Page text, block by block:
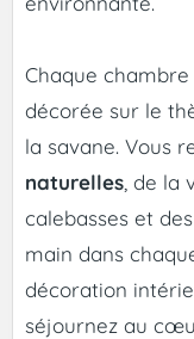
Chaque
décorée sur le
la savane. Vous
naturelles , de la
calebasses et
main dans
décoration
séjournez au